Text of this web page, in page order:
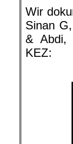
Wir
Sinan
& Abdi,
KEZ: